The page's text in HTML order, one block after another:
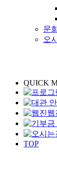
문
오
QUICK
웹
TOP